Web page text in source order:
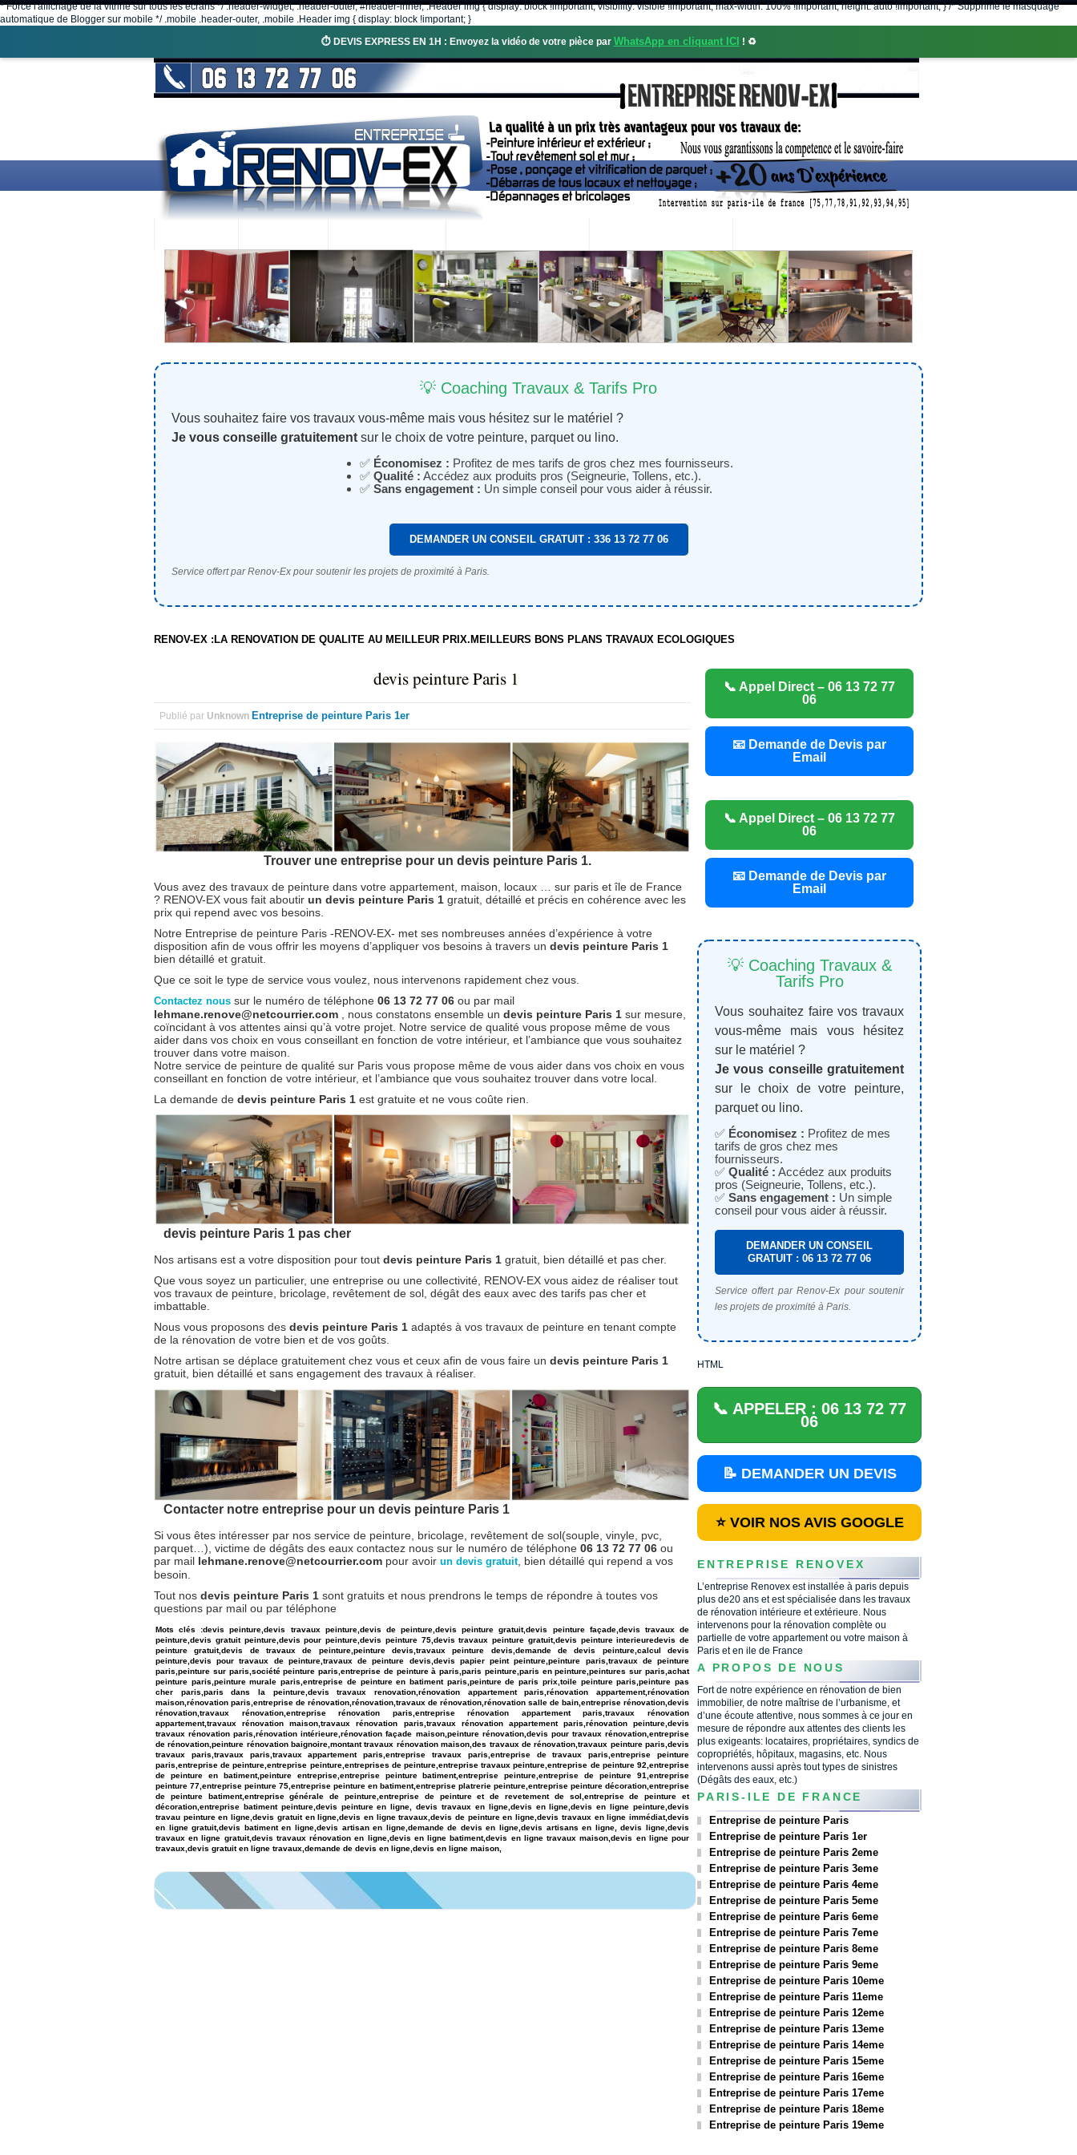
* Force l'affichage de la vitrine sur tous les écrans */ .header-widget, .header-outer, #header-inner, .Header img { display: block !important; visibility: visible !important; max-width: 100% !important; height: auto !important; } /* Supprime le masquage
automatique de Blogger sur mobile */ .mobile .header-outer, .mobile .Header img { display: block !important; }
⏱️ DEVIS EXPRESS EN 1H : Envoyez la vidéo de votre pièce par WhatsApp en cliquant ICI ! ♻️
💡 Coaching Travaux & Tarifs Pro
Vous souhaitez faire vos travaux vous-même mais vous hésitez sur le matériel ?
Je vous conseille gratuitement sur le choix de votre peinture, parquet ou lino.
✅ Économisez : Profitez de mes tarifs de gros chez mes fournisseurs.
✅ Qualité : Accédez aux produits pros (Seigneurie, Tollens, etc.).
✅ Sans engagement : Un simple conseil pour vous aider à réussir.
DEMANDER UN CONSEIL GRATUIT : 336 13 72 77 06
Service offert par Renov-Ex pour soutenir les projets de proximité à Paris.
RENOV-EX :LA RENOVATION DE QUALITE AU MEILLEUR PRIX.MEILLEURS BONS PLANS TRAVAUX ECOLOGIQUES
devis peinture Paris 1
Publié par Unknown Entreprise de peinture Paris 1er
Trouver une entreprise pour un devis peinture Paris 1.
Vous avez des travaux de peinture dans votre appartement, maison, locaux … sur paris et île de France
? RENOV-EX vous fait aboutir un devis peinture Paris 1 gratuit, détaillé et précis en cohérence avec les
prix qui repend avec vos besoins.
Notre Entreprise de peinture Paris -RENOV-EX- met ses nombreuses années d’expérience à votre
disposition afin de vous offrir les moyens d’appliquer vos besoins à travers un devis peinture Paris 1
bien détaillé et gratuit.
Que ce soit le type de service vous voulez, nous intervenons rapidement chez vous.
Contactez nous sur le numéro de téléphone 06 13 72 77 06 ou par mail
lehmane.renove@netcourrier.com , nous constatons ensemble un devis peinture Paris 1 sur mesure,
coïncidant à vos attentes ainsi qu’à votre projet. Notre service de qualité vous propose même de vous
aider dans vos choix en vous conseillant en fonction de votre intérieur, et l’ambiance que vous souhaitez
trouver dans votre maison.
Notre service de peinture de qualité sur Paris vous propose même de vous aider dans vos choix en vous
conseillant en fonction de votre intérieur, et l’ambiance que vous souhaitez trouver dans votre local.
La demande de devis peinture Paris 1 est gratuite et ne vous coûte rien.
devis peinture Paris 1 pas cher
Nos artisans est a votre disposition pour tout devis peinture Paris 1 gratuit, bien détaillé et pas cher.
Que vous soyez un particulier, une entreprise ou une collectivité, RENOV-EX vous aidez de réaliser tout
vos travaux de peinture, bricolage, revêtement de sol, dégât des eaux avec des tarifs pas cher et
imbattable.
Nous vous proposons des devis peinture Paris 1 adaptés à vos travaux de peinture en tenant compte
de la rénovation de votre bien et de vos goûts.
Notre artisan se déplace gratuitement chez vous et ceux afin de vous faire un devis peinture Paris 1
gratuit, bien détaillé et sans engagement des travaux à réaliser.
Contacter notre entreprise pour un devis peinture Paris 1
Si vous êtes intéresser par nos service de peinture, bricolage, revêtement de sol(souple, vinyle, pvc,
parquet…), victime de dégâts des eaux contactez nous sur le numéro de téléphone 06 13 72 77 06 ou
par mail lehmane.renove@netcourrier.com pour avoir un devis gratuit, bien détaillé qui repend a vos
besoin.
Tout nos devis peinture Paris 1 sont gratuits et nous prendrons le temps de répondre à toutes vos
questions par mail ou par téléphone
Mots clés :devis peinture,devis travaux peinture,devis de peinture,devis peinture gratuit,devis peinture façade,devis travaux de
peinture,devis gratuit peinture,devis pour peinture,devis peinture 75,devis travaux peinture gratuit,devis peinture interieuredevis de
peinture gratuit,devis de travaux de peinture,peinture devis,travaux peinture devis,demande de devis peinture,calcul devis
peinture,devis pour travaux de peinture,travaux de peinture devis,devis papier peint peinture,peinture paris,travaux de peinture
paris,peinture sur paris,société peinture paris,entreprise de peinture à paris,paris peinture,paris en peinture,peintures sur paris,achat
peinture paris,peinture murale paris,entreprise de peinture en batiment paris,peinture de paris prix,toile peinture paris,peinture pas
cher paris,paris dans la peinture,devis travaux renovation,rénovation appartement paris,rénovation appartement,rénovation
maison,rénovation paris,entreprise de rénovation,rénovation,travaux de rénovation,rénovation salle de bain,entreprise rénovation,devis
rénovation,travaux rénovation,entreprise rénovation paris,entreprise rénovation appartement paris,travaux rénovation
appartement,travaux rénovation maison,travaux rénovation paris,travaux rénovation appartement paris,rénovation peinture,devis
travaux rénovation paris,rénovation intérieure,rénovation façade maison,peinture rénovation,devis pour travaux rénovation,entreprise
de rénovation,peinture rénovation baignoire,montant travaux rénovation maison,des travaux de rénovation,travaux peinture paris,devis
travaux paris,travaux paris,travaux appartement paris,entreprise travaux paris,entreprise de travaux paris,entreprise peinture
paris,entreprise de peinture,entreprise peinture,entreprises de peinture,entreprise travaux peinture,entreprise de peinture 92,entreprise
de peinture en batiment,peinture entreprise,entreprise peinture batiment,entreprise peinture,entreprise de peinture 91,entreprise
peinture 77,entreprise peinture 75,entreprise peinture en batiment,entreprise platrerie peinture,entreprise peinture décoration,entreprise
de peinture batiment,entreprise générale de peinture,entreprise de peinture et de revetement de sol,entreprise de peinture et
décoration,entreprise batiment peinture,devis peinture en ligne, devis travaux en ligne,devis en ligne,devis en ligne peinture,devis
travau peinture en ligne,devis gratuit en ligne,devis en ligne travaux,devis de peinture en ligne,devis travaux en ligne immédiat,devis
en ligne gratuit,devis batiment en ligne,devis artisan en ligne,demande de devis en ligne,devis artisans en ligne, devis ligne,devis
travaux en ligne gratuit,devis travaux rénovation en ligne,devis en ligne batiment,devis en ligne travaux maison,devis en ligne pour
travaux,devis gratuit en ligne travaux,demande de devis en ligne,devis en ligne maison,
📞 Appel Direct – 06 13 72 77
06
📧 Demande de Devis par
Email
📞 Appel Direct – 06 13 72 77
06
📧 Demande de Devis par
Email
💡 Coaching Travaux &
Tarifs Pro
Vous souhaitez faire vos travaux
vous-même mais vous hésitez
sur le matériel ?
Je vous conseille gratuitement
sur le choix de votre peinture,
parquet ou lino.
✅ Économisez : Profitez de mes
tarifs de gros chez mes
fournisseurs.
✅ Qualité : Accédez aux produits
pros (Seigneurie, Tollens, etc.).
✅ Sans engagement : Un simple
conseil pour vous aider à réussir.
DEMANDER UN CONSEIL
GRATUIT : 06 13 72 77 06
Service offert par Renov-Ex pour soutenir
les projets de proximité à Paris.
HTML
📞 APPELER : 06 13 72 77
06
📝 DEMANDER UN DEVIS
⭐ VOIR NOS AVIS GOOGLE
ENTREPRISE RENOVEX
L’entreprise Renovex est installée à paris depuis
plus de20 ans et est spécialisée dans les travaux
de rénovation intérieure et extérieure. Nous
intervenons pour la rénovation complète ou
partielle de votre appartement ou votre maison à
Paris et en ile de France
A PROPOS DE NOUS
Fort de notre expérience en rénovation de bien
immobilier, de notre maîtrise de l’urbanisme, et
d’une écoute attentive, nous sommes à ce jour en
mesure de répondre aux attentes des clients les
plus exigeants: locataires, propriétaires, syndics de
copropriétés, hôpitaux, magasins, etc. Nous
intervenons aussi après tout types de sinistres
(Dégâts des eaux, etc.)
PARIS-ILE DE FRANCE
Entreprise de peinture Paris
Entreprise de peinture Paris 1er
Entreprise de peinture Paris 2eme
Entreprise de peinture Paris 3eme
Entreprise de peinture Paris 4eme
Entreprise de peinture Paris 5eme
Entreprise de peinture Paris 6eme
Entreprise de peinture Paris 7eme
Entreprise de peinture Paris 8eme
Entreprise de peinture Paris 9eme
Entreprise de peinture Paris 10eme
Entreprise de peinture Paris 11eme
Entreprise de peinture Paris 12eme
Entreprise de peinture Paris 13eme
Entreprise de peinture Paris 14eme
Entreprise de peinture Paris 15eme
Entreprise de peinture Paris 16eme
Entreprise de peinture Paris 17eme
Entreprise de peinture Paris 18eme
Entreprise de peinture Paris 19eme